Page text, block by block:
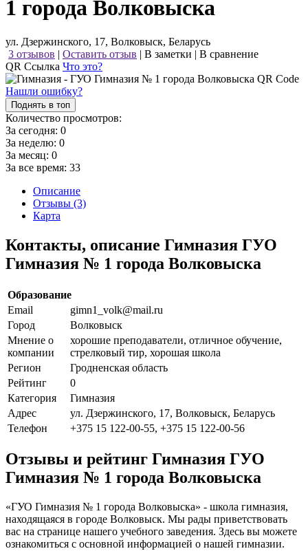
1 города Волковыска
ул. Дзержинского, 17, Волковыск, Беларусь
3 отзывов | Оставить отзыв | В заметки | В сравнение
QR Ссылка Что это?
Нашли ошибку?
Поднять в топ
Количество просмотров:
За сегодня: 0
За неделю: 0
За месяц: 0
За все время: 33
Описание
Отзывы (3)
Карта
Контакты, описание Гимназия ГУО
Гимназия № 1 города Волковыска
Образование
Email
gimn1_volk@mail.ru
Город
Волковыск
Мнение о
компании
хорошие преподаватели, отличное обучение,
стрелковый тир, хорошая школа
Регион
Гродненская область
Рейтинг
0
Категория
Гимназия
Адрес
ул. Дзержинского, 17, Волковыск, Беларусь
Телефон
+375 15 122-00-55, +375 15 122-00-56
Отзывы и рейтинг Гимназия ГУО
Гимназия № 1 города Волковыска
«ГУО Гимназия № 1 города Волковыска» - школа гимназия,
находящаяся в городе Волковыск. Мы рады приветствовать
вас на странице нашего учебного заведения. Здесь вы можете
ознакомиться с основной информацией о нашей гимназии.